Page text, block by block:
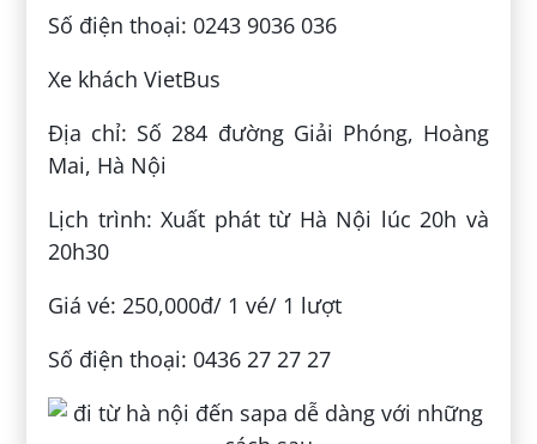
Số điện thoại: 0243 9036 036
Xe khách VietBus
Địa chỉ: Số 284 đường Giải Phóng, Hoàng
Mai, Hà Nội
Lịch trình: Xuất phát từ Hà Nội lúc 20h và
20h30
Giá vé: 250,000đ/ 1 vé/ 1 lượt
Số điện thoại: 0436 27 27 27